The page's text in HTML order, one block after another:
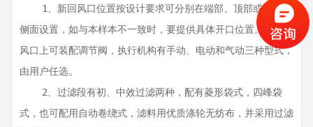
侧面设置，如与本样本不一致时，要提供具体开口位置。在新回
风口上可装配调节阀，执行机构有手动、电动和气动三种型式，
由用户任选。
式，也可配用自动卷绕式，滤料用优质涤轮无纺布，并采用过滤